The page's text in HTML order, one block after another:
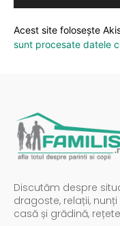
Acest site folosește
sunt procesate datele
Discutăm despre
dragoste, relații,
casă și grădină,